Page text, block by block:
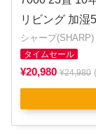
リビング 加湿
シャープ(SHARP)
タイムセール
¥20,980 ¥24,980